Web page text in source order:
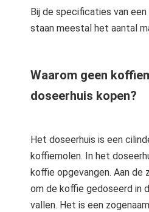
Bij de specificaties van
staan meestal het aantal
Waarom geen
doseerhuis kopen?
Het doseerhuis is een
koffiemolen. In het
koffie opgevangen. Aan de
om de koffie gedoseerd in
vallen. Het is een